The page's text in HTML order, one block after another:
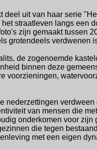
deel uit van haar serie
straatleven langs een
zijn gemaakt tussen
grotendeels verdwenen
de zogenoemde
binnen deze
voorzieningen,
nederzettingen
van mensen die
onderkomen voor
die tegen
met een eigen